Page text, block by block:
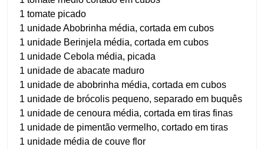
1 tomate picado
1 unidade Abobrinha média, cortada em cubos
1 unidade Berinjela média, cortada em cubos
1 unidade Cebola média, picada
1 unidade de abacate maduro
1 unidade de abobrinha média, cortada em cubos
1 unidade de brócolis pequeno, separado em buquês
1 unidade de cenoura média, cortada em tiras finas
1 unidade de pimentão vermelho, cortado em tiras
1 unidade média de couve flor